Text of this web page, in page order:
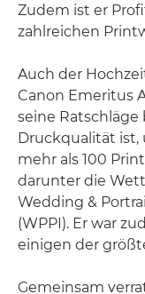
Zudem ist er
zahlreichen
Auch der
Canon Emeritus
seine Ratschläge
Druckqualität ist,
mehr als 100
darunter die
Wedding &
(WPPI). Er war
einigen der
Gemeinsam